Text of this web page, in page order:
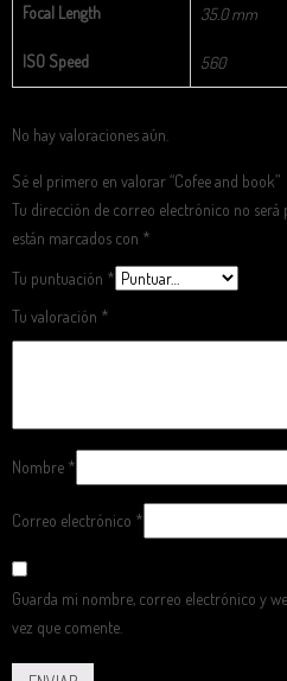
Focal Length 35.0 mm
ISO Speed 560
No hay valoraciones aún.
Sé el primero en valorar “Cofee and book”
Tu dirección de correo electrónico no será
están marcados con *
Tu puntuación *
Tu valoración *
Nombre *
Correo electrónico *
Guarda mi nombre, correo electrónico y
vez que comente.